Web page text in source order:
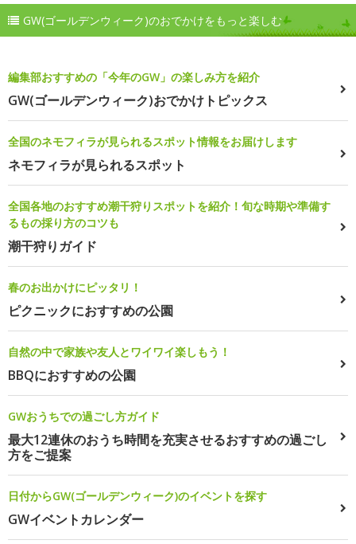
GW(ゴールデンウィーク)のおでかけをもっと楽しむ
編集部おすすめの「今年のGW」の楽しみ方を紹介
GW(ゴールデンウィーク)おでかけトピックス
全国のネモフィラが見られるスポット情報をお届けします
ネモフィラが見られるスポット
全国各地のおすすめ潮干狩りスポットを紹介！旬な時期や準備す
るもの採り方のコツも
潮干狩りガイド
春のお出かけにピッタリ！
ピクニックにおすすめの公園
自然の中で家族や友人とワイワイ楽しもう！
BBQにおすすめの公園
GWおうちでの過ごし方ガイド
最大12連休のおうち時間を充実させるおすすめの過ごし
方をご提案
日付からGW(ゴールデンウィーク)のイベントを探す
GWイベントカレンダー